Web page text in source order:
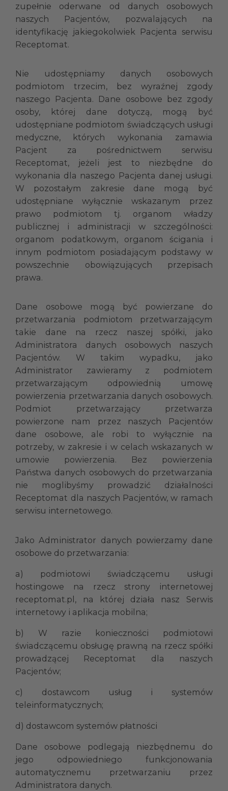
zupełnie oderwane od danych osobowych
naszych Pacjentów, pozwalających na
identyfikację jakiegokolwiek Pacjenta serwisu
Receptomat.
Nie udostępniamy danych osobowych
podmiotom trzecim, bez wyraźnej zgody
naszego Pacjenta. Dane osobowe bez zgody
osoby, której dane dotyczą, mogą być
udostępniane podmiotom świadczących usługi
medyczne, których wykonania zamawia
Pacjent za pośrednictwem serwisu
Receptomat, jeżeli jest to niezbędne do
wykonania dla naszego Pacjenta danej usługi.
W pozostałym zakresie dane mogą być
udostępniane wyłącznie wskazanym przez
prawo podmiotom tj. organom władzy
publicznej i administracji w szczególności:
organom podatkowym, organom ścigania i
innym podmiotom posiadającym podstawy w
powszechnie obowiązujących przepisach
prawa.
Dane osobowe mogą być powierzane do
przetwarzania podmiotom przetwarzającym
takie dane na rzecz naszej spółki, jako
Administratora danych osobowych naszych
Pacjentów. W takim wypadku, jako
Administrator zawieramy z podmiotem
przetwarzającym odpowiednią umowę
powierzenia przetwarzania danych osobowych.
Podmiot przetwarzający przetwarza
powierzone nam przez naszych Pacjentów
dane osobowe, ale robi to wyłącznie na
potrzeby, w zakresie i w celach wskazanych w
umowie powierzenia. Bez powierzenia
Państwa danych osobowych do przetwarzania
nie moglibyśmy prowadzić działalności
Receptomat dla naszych Pacjentów, w ramach
serwisu internetowego.
Jako Administrator danych powierzamy dane
osobowe do przetwarzania:
a) podmiotowi świadczącemu usługi
hostingowe na rzecz strony internetowej
receptomat.pl, na której działa nasz Serwis
internetowy i aplikacja mobilna;
b) W razie konieczności podmiotowi
świadczącemu obsługę prawną na rzecz spółki
prowadzącej Receptomat dla naszych
Pacjentów;
c) dostawcom usług i systemów
teleinformatycznych;
d) dostawcom systemów płatności
Dane osobowe podlegają niezbędnemu do
jego odpowiedniego funkcjonowania
automatycznemu przetwarzaniu przez
Administratora danych.